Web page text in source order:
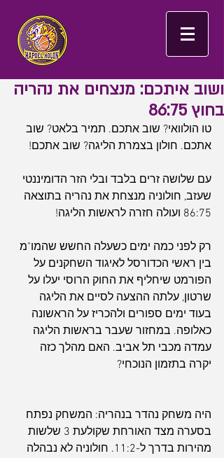
ושוב איתכם: מנצחים את נהריה
בחוץ 86:75
טו הולוואי? שוב אתכם. תמיר בלאט? שוב
אתכם. חולון בצמרת הליגה? שוב אתכם!
עם שלושה זרים בלבד ובלי הזר הדומיננטי
שעזב, חולוניה מנצחת את נהריה בתוצאה
86:75 ועולה חזרה לראשות הליגה!
רק לפני כמה ימים כשעלה החשש שהמו"מ
בין ראשי הכדורסל לאיגוד השחקנים על
הפורמט שיחליף את החוק הרוסי יעלו על
שרטון, עלתה ההצעה לסיים את הליגה
בעוד ימים ספורים ולהכריז על הראשונה
כאלופה. במחזור שעבר בראשות הליגה
עמדה מכבי תל אביב. האם מהלך כזה
יקרה בתזמון הנוכחי?
היה משחק נהדר בנהריה: המשחק נפתח
בסערה מצד האורחת שקולעת 3 שלשות
מהירות בדרך ל-11:2. חולוניה לא נבהלה